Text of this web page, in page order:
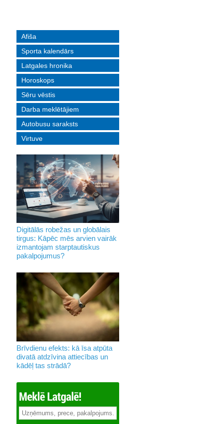
Afiša
Sporta kalendārs
Latgales hronika
Horoskops
Sēru vēstis
Darba meklētājiem
Autobusu saraksts
Virtuve
Digitālās robežas un globālais
tirgus: Kāpēc mēs arvien vairāk
izmantojam starptautiskus
pakalpojumus?
Brīvdienu efekts: kā īsa atpūta
divatā atdzīvina attiecības un
kādēļ tas strādā?